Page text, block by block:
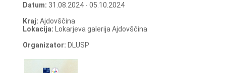
Datum: 31.08.2024 - 05.10.2024
Kraj: Ajdovščina
Lokacija: Lokarjeva galerija Ajdovščina
Organizator: DLUSP